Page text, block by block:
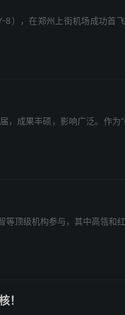
），在郑州上街机场成功首
成果丰硕，影响广泛。作为
顶级机构参与，其中高瓴和
！